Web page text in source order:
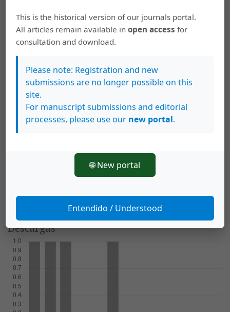
Urribarri, Raisa. (2018). Programa de formación de
comunicadores sociales en temas de Internet - ISOC
Urribarri, Raisa. (2020). Medios digitales y periodismo:
retos para la democracia en Panamá | Agenda Pública.
https://agendapublica.elpais.com/noticia/17001/medios-
digitales-periodismo-retos-democracia-panama
Bookshelf version.
Wolf, Mauro. (1987). La investigación en la comunicación
Descargas
This is the historical version of our journals portal.
All articles remain available inopen access for
consultation and download.
Please note: Registration and new
submissions are no longer possible on this
site.
For manuscript submissions and editorial
processes, please use our new portal.
🌐 New portal
Entendido / Understood